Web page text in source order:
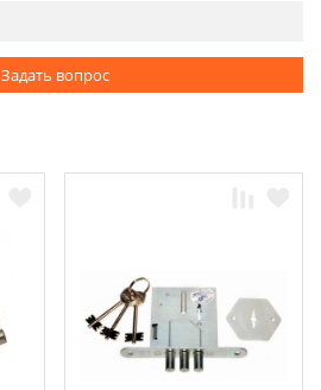
Задать вопрос